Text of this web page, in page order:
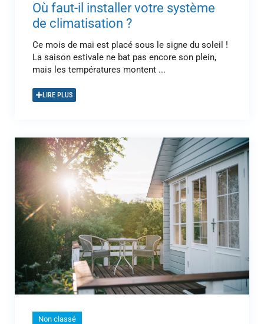
Où faut-il installer votre système
de climatisation ?
Ce mois de mai est placé sous le signe du soleil !
La saison estivale ne bat pas encore son plein,
mais les températures montent ...
LIRE PLUS
Non classé